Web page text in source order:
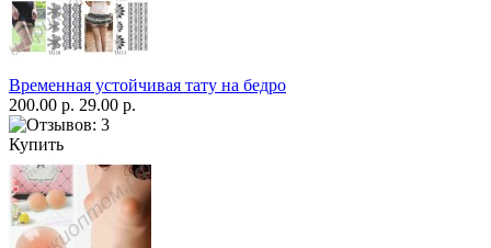
Временная устойчивая тату на бедро
200.00 р. 29.00 р.
Купить